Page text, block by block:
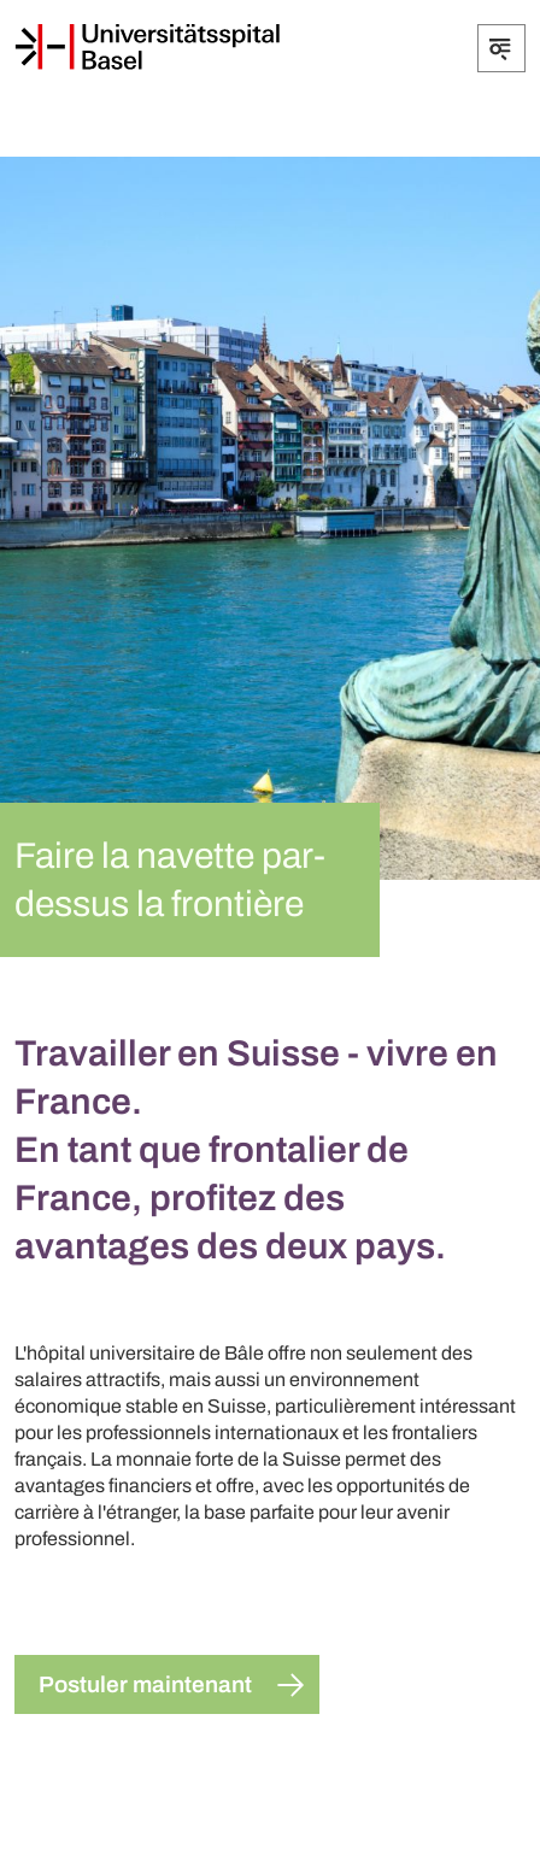
Faire la navette par-
dessus la frontière
Travailler en Suisse - vivre en
France.
En tant que frontalier de
France, profitez des
avantages des deux pays.
L'hôpital universitaire de Bâle offre non seulement des
salaires attractifs, mais aussi un environnement
économique stable en Suisse, particulièrement intéressant
pour les professionnels internationaux et les frontaliers
français. La monnaie forte de la Suisse permet des
avantages financiers et offre, avec les opportunités de
carrière à l'étranger, la base parfaite pour leur avenir
professionnel.
Postuler maintenant